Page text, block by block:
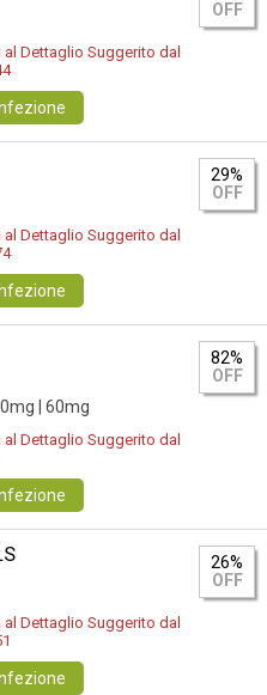
OFF
Dettaglio Suggerito dal
29%
OFF
Dettaglio Suggerito dal
| 60mg
82%
OFF
Dettaglio Suggerito dal
26%
OFF
Dettaglio Suggerito dal